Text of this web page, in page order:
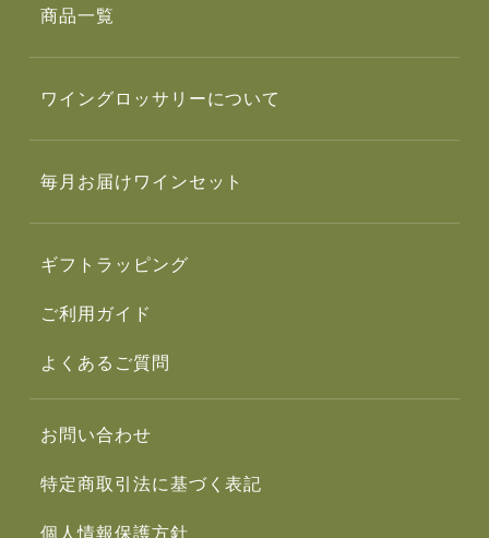
商品一覧
ワイングロッサリーについて
毎月お届けワインセット
ギフトラッピング
ご利用ガイド
よくあるご質問
お問い合わせ
特定商取引法に基づく表記
個人情報保護方針